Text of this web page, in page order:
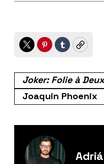
TwitterPinterest
TumblrCopy
Joker: Folie à Deux
Joaquin Phoenix